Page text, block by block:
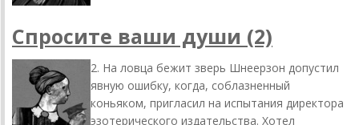
Спросите ваши души (2)
2. На ловца бежит зверь Шнеерзон допустил
явную ошибку, когда, соблазненный
коньяком, пригласил на испытания директора
эзотерического издательства. Хотел